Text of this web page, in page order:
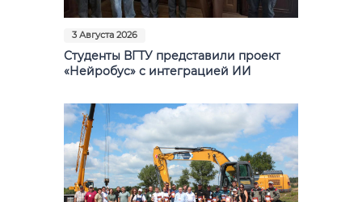
3 Августа 2026
Студенты ВГТУ представили проект
«Нейробус» с интеграцией ИИ